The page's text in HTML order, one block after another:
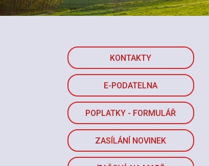
KONTAKTY
E-PODATELNA
POPLATKY - FORMULÁŘ
ZASÍLÁNÍ NOVINEK